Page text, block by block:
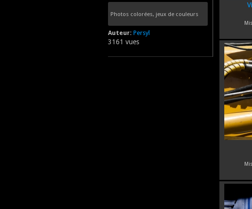
Photos colorées, jeux de couleurs
Auteur: Persyl
3161 vues